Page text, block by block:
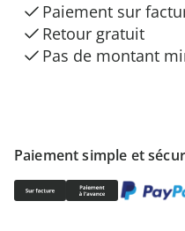
Paiement simple et
Paiement sur
Retour gratuit
Pas de montant